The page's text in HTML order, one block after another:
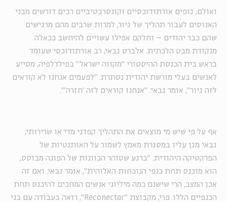
ואולם, גופים אורתודוכסיים וקונסרבטיביים רבים דורשים מבני
האנוסים לעבור תהליך של גיור, למרות שרבים מהם מרגישים
שהם כבר יהודים – וחלקם אפילו עשויים להיחשב ככאלה
מנקודת מבט הלכתית. אלברט גבאי, רב אורתודוכסי שעומד
בראש בית הכנסת ההיסטורי "מקווה ישראל" בפילדלפיה, מסייע
לאנשים בעלי מורשת יהודית נסתרת. "לפעמים אנחנו לא קוראים
לזה גיור", אומר גבאי. "אנחנו קוראים לזה 'חזרה'".
אף על פי שיש מי מוצאים את התהליך קפדני מדי או שרירותי,
גבאי מגן עליו במסגרת מאמץ לשמור על האותנטיות של
הפרקטיקה היהודית. "ברגע שטוהר הכוונות של הפונה מבוסס,
הוא מוכנס תחת כנפי הנוכחות האלוהית", אומר גבאי. ואם זה
אכן המצב, הרי שישנם כמה מיליוני אנשים המחכים להיכנס תחת
הכנפיים הללו. פרי, מקבוצת "Reconectar ", רואה בעבודה עם בני